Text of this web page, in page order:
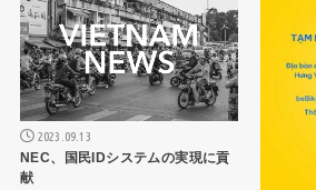
2023.09.13
NEC、国民IDシステムの実現に貢
献